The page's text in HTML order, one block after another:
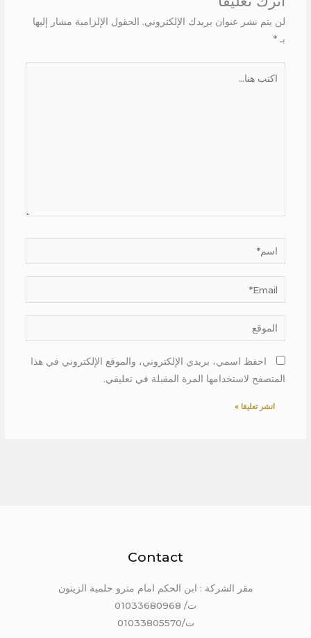
لن يتم نشر عنوان بريدك الإلكتروني. الحقول الإلزامية مشار إليها
بـ *
اسم*
Email*
الموقع
احفظ اسمي، بريدي الإلكتروني، والموقع الإلكتروني في هذا
المتصفح لاستخدامها المرة المقبلة في تعليقي.
Contact
مقر الشركة : ابن الحكم امام مترو حلمية الزيتون
ت/ 01033680968
ت/01033805570